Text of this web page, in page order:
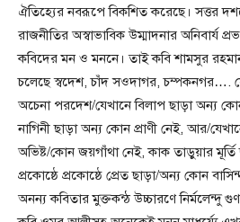
ঐতিহ্যের নবরূপে বিকশিত করেছে। সত্তর
রাজনীতির অস্বাভাবিক উম্মাদনার অনিবার্য
কবিদের মন ও মননে। তাই কবি শামসুর
চলেছে স্বদেশ, চাঁদ সওদাগর, চম্পকনগর….
অচেনা পরদেশ/যেখানে বিলাপ ছাড়া অন্য
নাগিনী ছাড়া অন্য কোন প্রাণী নেই, আর/
অভিষ্ট/কোন জয়গাঁথা নেই, কাক তাড়ুয়ার মূর্তি
প্রকোষ্ঠে প্রকোষ্ঠে প্রেত ছাড়া/অন্য কোন
অনন্য কবিতার মুক্তকন্ঠ উচ্চারণে